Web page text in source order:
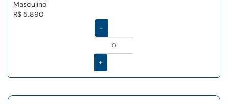
Masculino
R$ 5.890
-
+